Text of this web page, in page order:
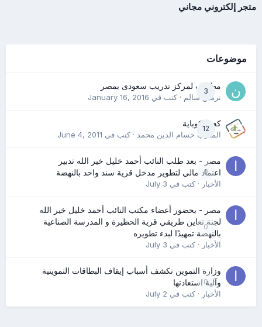
متجر إلكتروني مجاني
موضوعات
3
مطلوب لمركز تدريب سعودى بمصر
نرمين سالم· كتب في January 16, 2016
12
كعب كوباية
المدرب حسام الدين محمد· كتب في June 4, 2011
0
مصر - بعد طلب النائب أحمد خليل خير الله تدبير
اعتماد مالي لتطوير مدخل قرية سند واحد بالنهضة
الأخبار· كتب في July 3
0
مصر - بحضور أعضاء مكتب النائب أحمد خليل خير الله
لجنة تعاين طريقي قرية الحظيرة و المدرسة الصناعية
بالنهضة تمهيدًا لبدء تطويره
الأخبار· كتب في July 3
0
وزارة التموين تكشف أسباب إيقاف البطاقات التموينية
وآلية استعادتها
الأخبار· كتب في July 2